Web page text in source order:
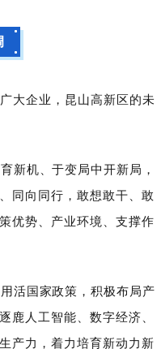
大企业，昆山高新区的未
新机、于变局中开新局，
同向同行，敢想敢干、敢
优势、产业环境、支撑作
活国家政策，积极布局产
鹿人工智能、数字经济、
产力，着力培育新动力新